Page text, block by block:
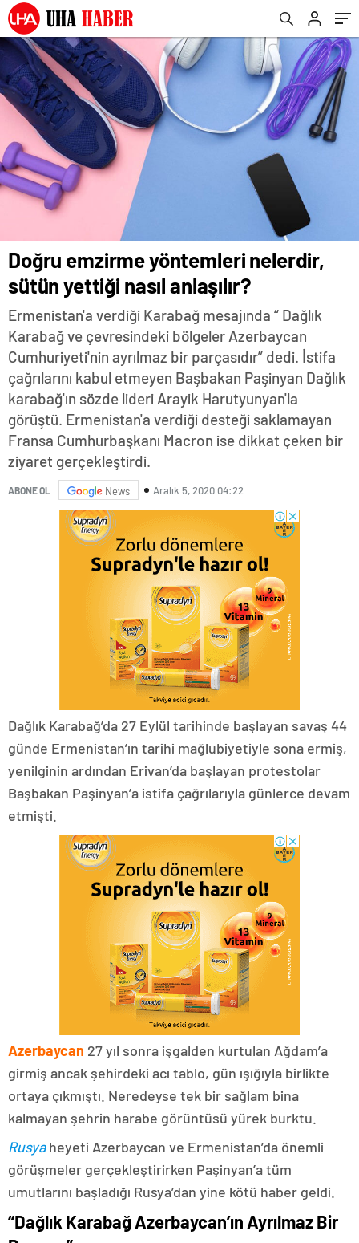
Doğru emzirme yöntemleri nelerdir,
sütün yettiği nasıl anlaşılır?
Ermenistan'a verdiği Karabağ mesajında “ Dağlık
Karabağ ve çevresindeki bölgeler Azerbaycan
Cumhuriyeti'nin ayrılmaz bir parçasıdır” dedi. İstifa
çağrılarını kabul etmeyen Başbakan Paşinyan Dağlık
karabağ'ın sözde lideri Arayik Harutyunyan'la
görüştü. Ermenistan'a verdiği desteği saklamayan
Fransa Cumhurbaşkanı Macron ise dikkat çeken bir
ziyaret gerçekleştirdi.
ABONE OL News Aralık 5, 2020 04:22
Dağlık Karabağ’da 27 Eylül tarihinde başlayan savaş 44
günde Ermenistan’ın tarihi mağlubiyetiyle sona ermiş,
yenilginin ardından Erivan’da başlayan protestolar
Başbakan Paşinyan’a istifa çağrılarıyla günlerce devam
etmişti.
Azerbaycan 27 yıl sonra işgalden kurtulan Ağdam’a
girmiş ancak şehirdeki acı tablo, gün ışığıyla birlikte
ortaya çıkmıştı. Neredeyse tek bir sağlam bina
kalmayan şehrin harabe görüntüsü yürek burktu.
Rusyaheyeti Azerbaycan ve Ermenistan’da önemli
görüşmeler gerçekleştirirken Paşinyan’a tüm
umutlarını başladığı Rusya’dan yine kötü haber geldi.
“Dağlık Karabağ Azerbaycan’ın Ayrılmaz Bir
duyurdu!